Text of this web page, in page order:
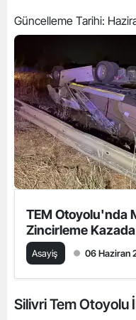
Güncelleme Tarihi:
TEM Otoyolu'nda
Zincirleme
Asayiş 06 Haziran
Silivri Tem Otoyolu